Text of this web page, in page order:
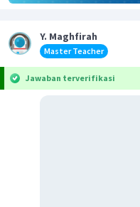
Y. Maghfirah
Master Teacher
Jawaban terverifikasi